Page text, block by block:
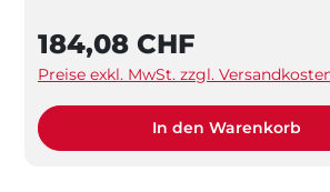
184,08 CHF
Preise exkl. MwSt. zzgl.
In den Warenkorb